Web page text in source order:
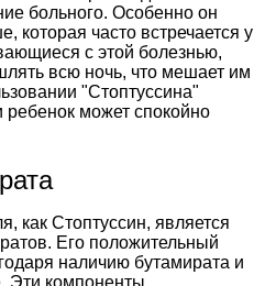
больного. Особенно он
которая часто встречается у
с этой болезнью,
всю ночь, что мешает им
"Стоптуссина"
ребенок может спокойно
как Стоптуссин, является
Его положительный
наличию бутамирата и
Эти компоненты